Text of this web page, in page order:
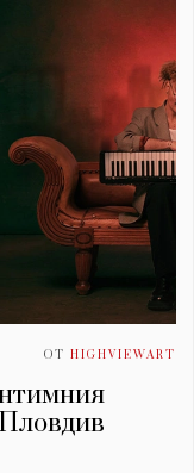
ОТ HIGHVIEWART